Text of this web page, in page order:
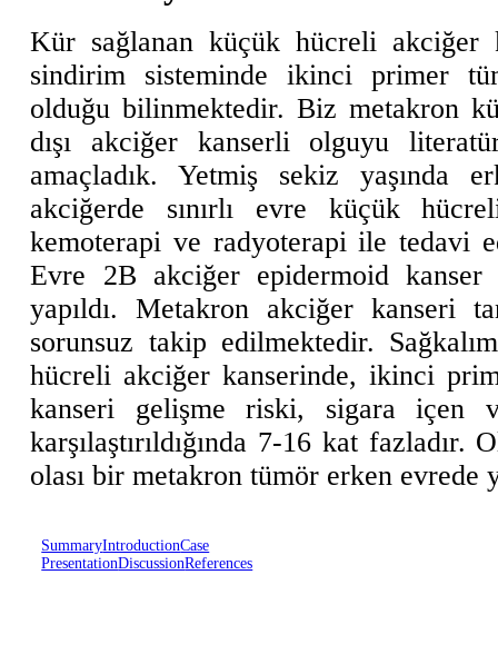
Kür sağlanan küçük hücreli akciğer
sindirim sisteminde ikinci primer
olduğu bilinmektedir. Biz metakron
dışı akciğer kanserli olguyu
amaçladık. Yetmiş sekiz yaşında
akciğerde sınırlı evre küçük
kemoterapi ve radyoterapi ile tedavi
Evre 2B akciğer epidermoid
yapıldı. Metakron akciğer kanseri
sorunsuz takip edilmektedir.
hücreli akciğer kanserinde, ikinci
kanseri gelişme riski, sigara içen
karşılaştırıldığında 7-16 kat
olası bir metakron tümör erken evrede
SummaryIntroductionCase
PresentationDiscussionReferences